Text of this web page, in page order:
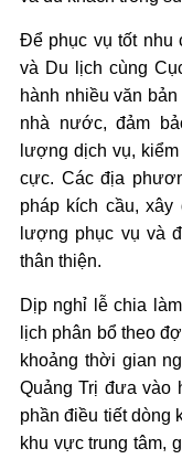
Để phục vụ tốt nhu
và Du lịch cùng
hành nhiều văn
nhà nước, đảm
lượng dịch vụ,
cực. Các địa
pháp kích cầu,
lượng phục vụ và
thân thiện.
Dịp nghỉ lễ chia
lịch phân bổ theo
khoảng thời gian
Quảng Trị đưa vào
phần điều tiết dòng
khu vực trung tâm,